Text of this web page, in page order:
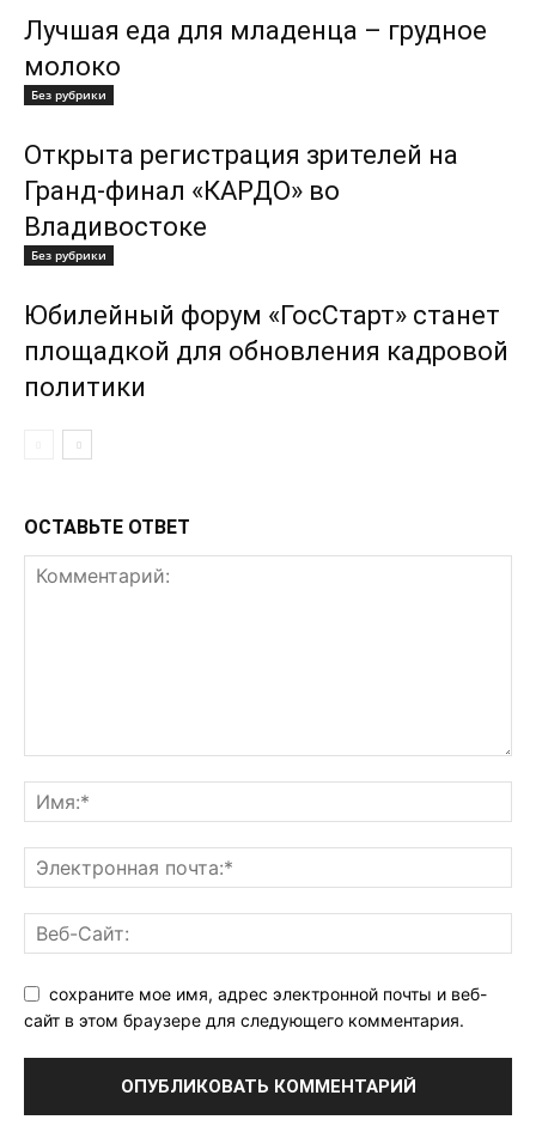
Лучшая еда для младенца – грудное
молоко
Без рубрики
Открыта регистрация зрителей на
Гранд-финал «КАРДО» во
Владивостоке
Без рубрики
Юбилейный форум «ГосСтарт» станет
площадкой для обновления кадровой
политики
ОСТАВЬТЕ ОТВЕТ
сохраните мое имя, адрес электронной почты и веб-
сайт в этом браузере для следующего комментария.